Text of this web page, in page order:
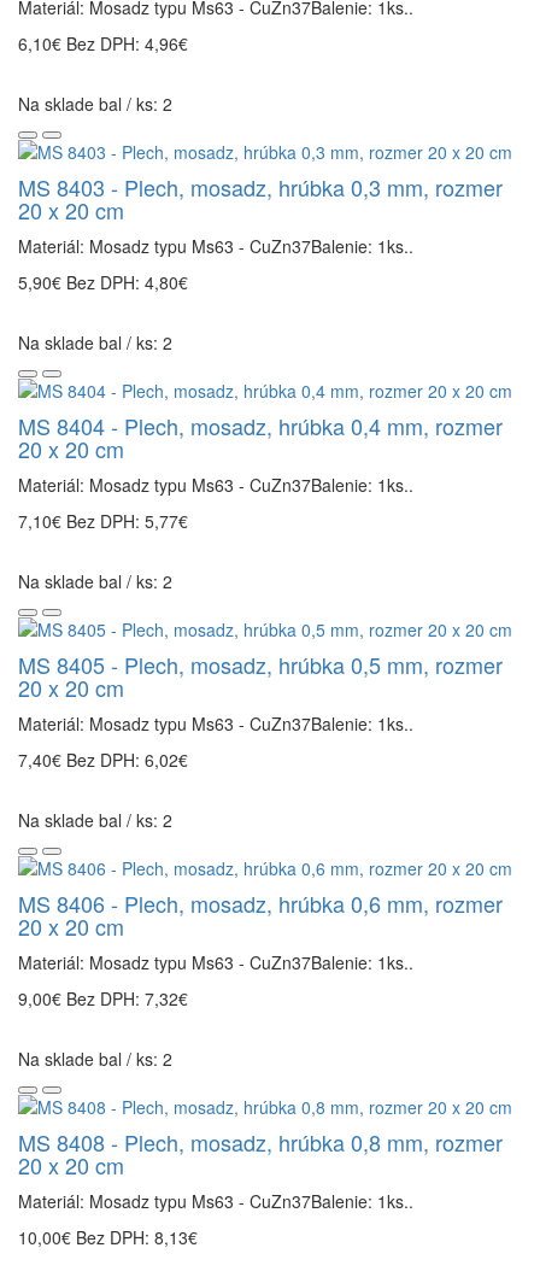
Materiál: Mosadz typu Ms63 - CuZn37Balenie: 1ks..
6,10€ Bez DPH: 4,96€
Na sklade bal / ks: 2
MS 8403 - Plech, mosadz, hrúbka 0,3 mm, rozmer
20 x 20 cm
Materiál: Mosadz typu Ms63 - CuZn37Balenie: 1ks..
5,90€ Bez DPH: 4,80€
Na sklade bal / ks: 2
MS 8404 - Plech, mosadz, hrúbka 0,4 mm, rozmer
20 x 20 cm
Materiál: Mosadz typu Ms63 - CuZn37Balenie: 1ks..
7,10€ Bez DPH: 5,77€
Na sklade bal / ks: 2
MS 8405 - Plech, mosadz, hrúbka 0,5 mm, rozmer
20 x 20 cm
Materiál: Mosadz typu Ms63 - CuZn37Balenie: 1ks..
7,40€ Bez DPH: 6,02€
Na sklade bal / ks: 2
MS 8406 - Plech, mosadz, hrúbka 0,6 mm, rozmer
20 x 20 cm
Materiál: Mosadz typu Ms63 - CuZn37Balenie: 1ks..
9,00€ Bez DPH: 7,32€
Na sklade bal / ks: 2
MS 8408 - Plech, mosadz, hrúbka 0,8 mm, rozmer
20 x 20 cm
Materiál: Mosadz typu Ms63 - CuZn37Balenie: 1ks..
10,00€ Bez DPH: 8,13€